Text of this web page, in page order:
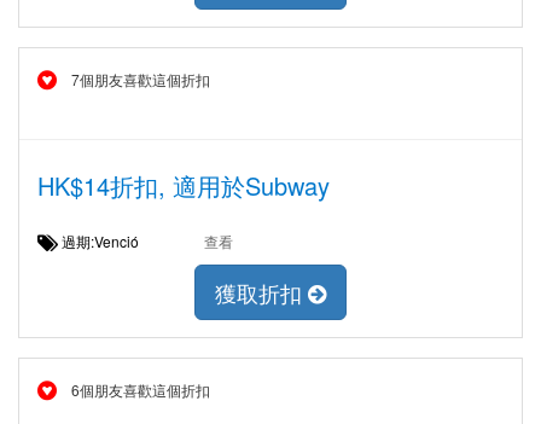
7個朋友喜歡這個折扣
HK$14折扣, 適用於Subway
過期:Venció 查看
獲取折扣
6個朋友喜歡這個折扣